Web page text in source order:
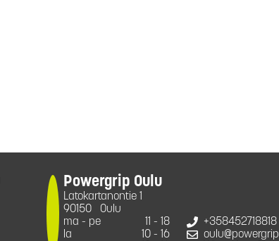
Powergrip Oulu
Latokartanontie 1
90150
Oulu
ma - pe
11 - 18
la
10 - 16
+358452718818